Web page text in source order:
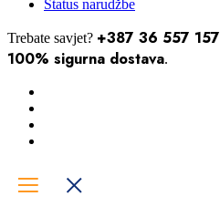
Status narudžbe
Trebate savjet? +387 36 557 157
100% sigurna dostava.